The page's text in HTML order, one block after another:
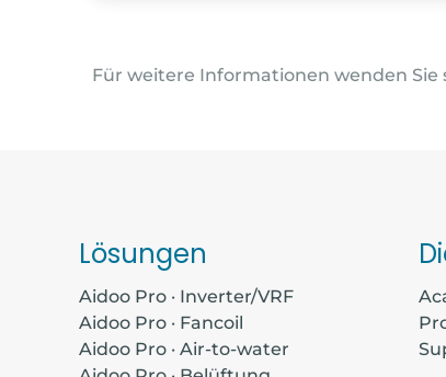
Für weitere Informationen wenden
Lösungen
Aidoo Pro · Inverter/VRF
Aidoo Pro · Fancoil
Aidoo Pro · Air-to-water